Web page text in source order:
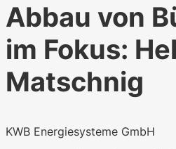
Abbau von
im Fokus:
Matschnig
KWB Energiesysteme GmbH